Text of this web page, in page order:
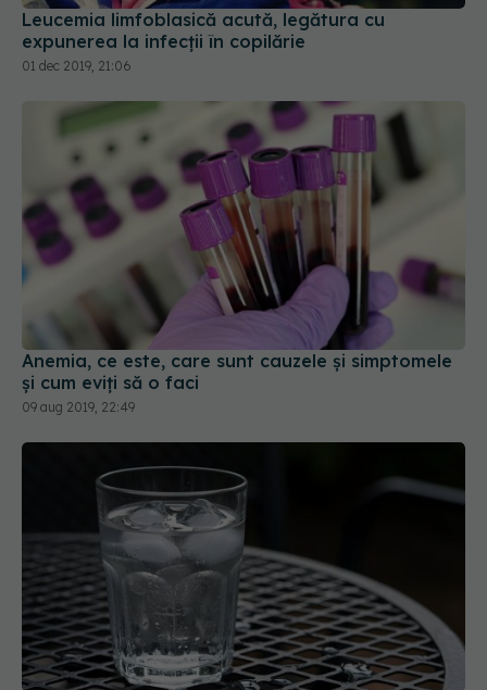
Leucemia limfoblasică acută, legătura cu
expunerea la infecții în copilărie
01 dec 2019, 21:06
Anemia, ce este, care sunt cauzele și simptomele
și cum eviți să o faci
09 aug 2019, 22:49